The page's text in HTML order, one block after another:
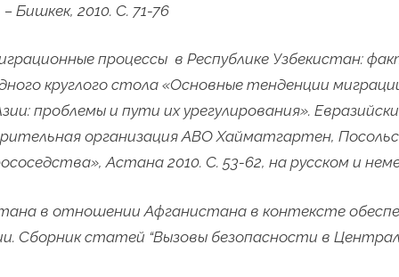
Бишкек, 2010. С. 71-76
процессы в Республике Узбекистан:
круглого стола «Основные тенденции
проблемы и пути их урегулирования».
организация АВО Хайматгартен,
Астана 2010. С. 53-62, на русском и
в отношении Афганистана в контексте
Сборник статей “Вызовы безопасности в